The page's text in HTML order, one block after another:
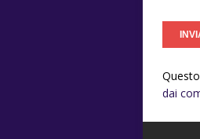
dai